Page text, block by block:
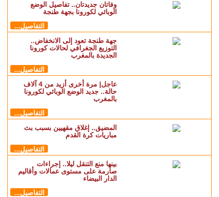
وفاتان جديدتان.. تفاصيل الوضع
الوبائي لكورونا بجهة طنجة
التفاصيل...
جهة طنجة تعود إلى الانخفاض..
التوزيع الجغرافي لحالات كورونا
الجديدة بالمغرب
التفاصيل...
عاجل| مرة أخرى أزيد من 4 آلاف
حالة.. جديد الوضع الوبائي لكورونا
بالمغرب
التفاصيل...
المضيق.. إغلاق مقهيين بسبب بث
مباريات كرة القدم
التفاصيل...
بينها منع التنقل ليلا.. إجراءات
صارمة على مستوى عمالات وأقاليم
الدار البيضاء
التفاصيل...